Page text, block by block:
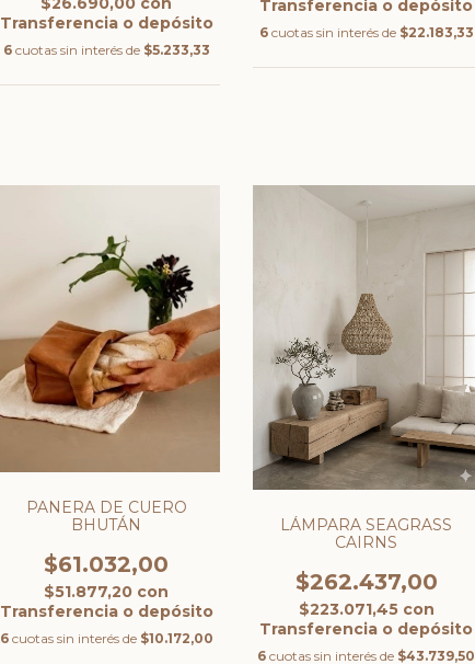
Transferencia o depósito
6 cuotas sin interés de $5.233,33
Transferencia o depósito
6 cuotas sin interés de $22.183,33
PANERA DE CUERO
BHUTÁN
$61.032,00
$51.877,20 con
Transferencia o depósito
6 cuotas sin interés de $10.172,00
LÁMPARA SEAGRASS
CAIRNS
$262.437,00
$223.071,45 con
Transferencia o depósito
6 cuotas sin interés de $43.739,50